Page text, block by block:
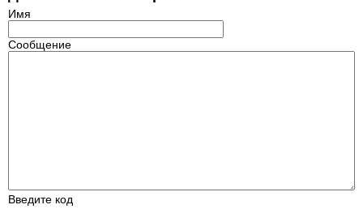
Имя
Сообщение
Введите код